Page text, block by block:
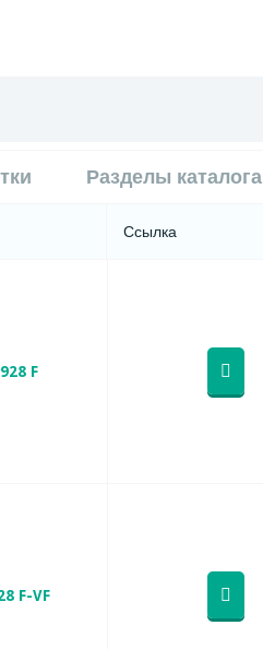
Разделы каталога
Ссылка
F
F-VF